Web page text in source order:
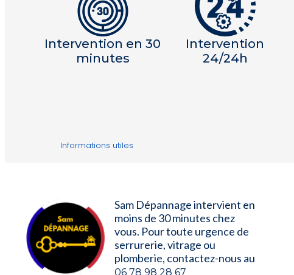
Intervention en 30
minutes
Intervention
24/24h
Informations utiles
Sam Dépannage intervient en
moins de 30 minutes chez
vous. Pour toute urgence de
serrurerie, vitrage ou
plomberie, contactez-nous au
06 78 98 28 67